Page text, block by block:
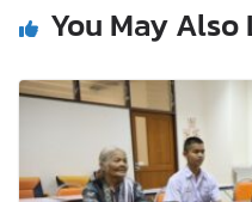
You May Also